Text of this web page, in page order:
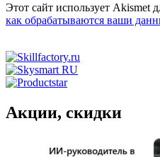
Этот сайт использует Akismet
как обрабатываются ваши
Акции, скидки